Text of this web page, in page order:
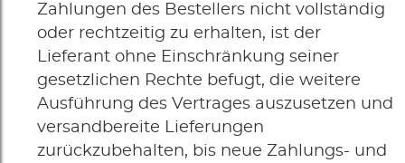
Zahlungen des Bestellers nicht vollständig
oder rechtzeitig zu erhalten, ist der
Lieferant ohne Einschränkung seiner
gesetzlichen Rechte befugt, die weitere
Ausführung des Vertrages auszusetzen und
versandbereite Lieferungen
zurückzubehalten, bis neue Zahlungs- und